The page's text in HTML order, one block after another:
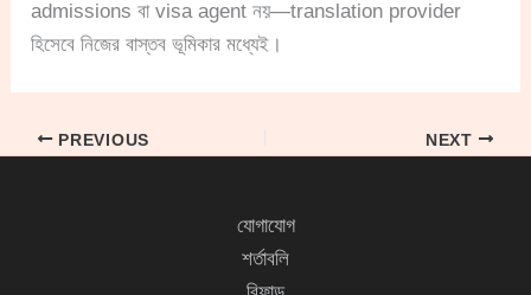
admissions বা visa agent নয়—translation provider
হিসেবে নিজের বাস্তব ভূমিকার মধ্যেই।
PREVIOUS NEXT
যোগাযোগ
শর্তাবলি